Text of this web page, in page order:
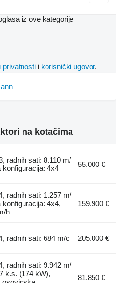
iz ove kategorije
privatnosti i korisnički ugovor.
na kotačima
radnih sati: 8.110 m/
konfiguracija: 4x4
55.000 €
radnih sati: 1.257 m/
4x4,
h
159.900 €
radnih sati: 684 m/č 205.000 €
radnih sati: 9.942 m/
k.s. (174 kW),
81.850 €